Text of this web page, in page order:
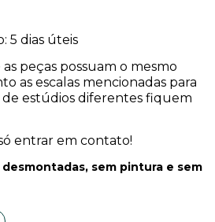
5 dias úteis
peças possuam o mesmo
as escalas mencionadas para
estúdios diferentes fiquem
entrar em contato!
desmontadas, sem pintura e sem